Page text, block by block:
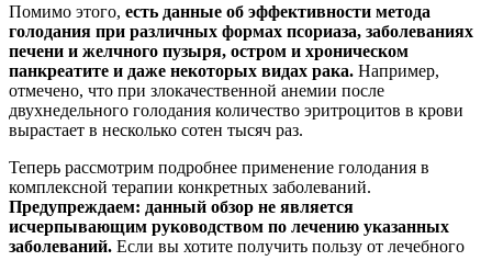
Помимо этого, есть данные об эффективности метода
голодания при различных формах псориаза, заболеваниях
печени и желчного пузыря, остром и хроническом
панкреатите и даже некоторых видах рака. Например,
отмечено, что при злокачественной анемии после
двухнедельного голодания количество эритроцитов в крови
вырастает в несколько сотен тысяч раз.
Теперь рассмотрим подробнее применение голодания в
комплексной терапии конкретных заболеваний.
Предупреждаем: данный обзор не является
исчерпывающим руководством по лечению указанных
заболеваний. Если вы хотите получить пользу от лечебного